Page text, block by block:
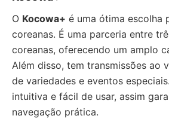
O Kocowa+ é uma ótima escolha
coreanas. É uma parceria entre
coreanas, oferecendo um amplo
Além disso, tem transmissões ao
de variedades e eventos
intuitiva e fácil de usar, assim
navegação prática.